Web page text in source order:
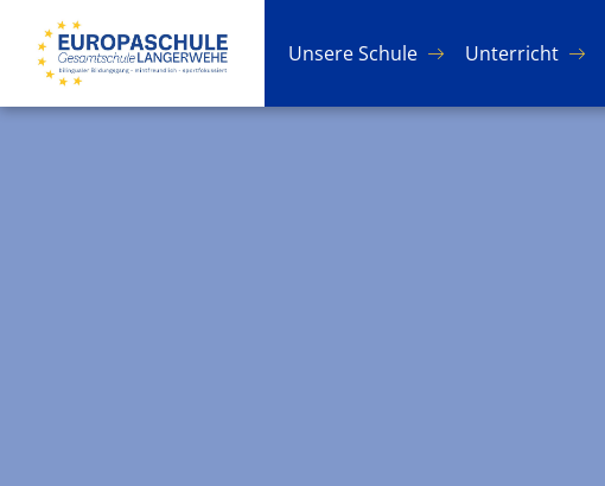
Un­se­re Schu­le Un­ter­richt